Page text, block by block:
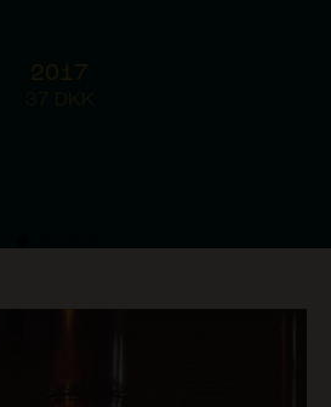
2017
37 DKK